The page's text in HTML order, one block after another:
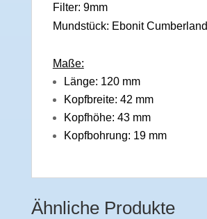
Filter: 9mm
Mundstück: Ebonit Cumberland
Maße:
Länge: 120 mm
Kopfbreite: 42 mm
Kopfhöhe: 43 mm
Kopfbohrung: 19 mm
Ähnliche Produkte